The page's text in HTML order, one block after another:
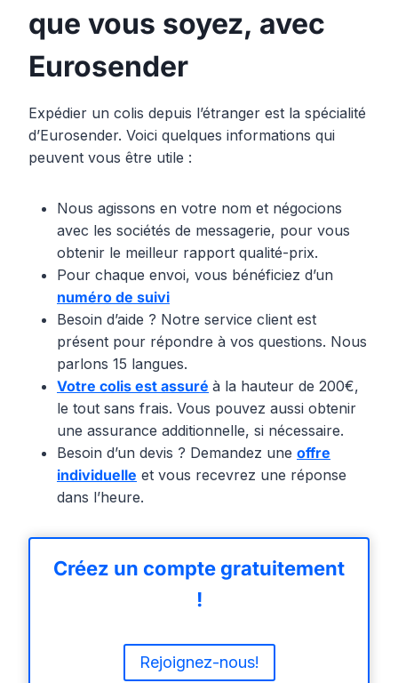
que vous soyez, avec
Eurosender
Expédier un colis depuis l’étranger est la spécialité
d’Eurosender. Voici quelques informations qui
peuvent vous être utile :
Nous agissons en votre nom et négocions
avec les sociétés de messagerie, pour vous
obtenir le meilleur rapport qualité-prix.
Pour chaque envoi, vous bénéficiez d’un
numéro de suivi
Besoin d’aide ? Notre service client est
présent pour répondre à vos questions. Nous
parlons 15 langues.
Votre colis est assuré à la hauteur de 200€,
le tout sans frais. Vous pouvez aussi obtenir
une assurance additionnelle, si nécessaire.
Besoin d’un devis ? Demandez une offre
individuelle et vous recevrez une réponse
dans l’heure.
Créez un compte gratuitement
!
Rejoignez-nous!